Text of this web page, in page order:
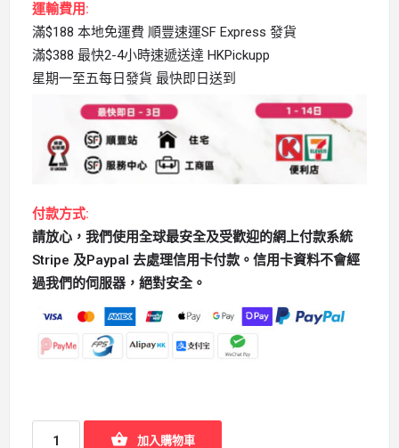
運輸費用:
滿$188 本地免運費 順豐速運SF Express 發貨
滿$388 最快2-4小時速遞送達 HKPickupp
星期一至五每日發貨 最快即日送到
付款方式:
請放心，我們使用全球最安全及受歡迎的網上付款系統
Stripe 及Paypal 去處理信用卡付款。信用卡資料不會經
過我們的伺服器，絕對安全。
加入購物車